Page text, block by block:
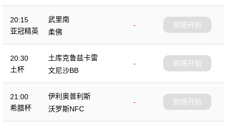
20:15
亚冠精英
武里南
-
柔佛
即将开始
20:30
土杯
土库克鲁兹卡雷
-
文尼沙BB
即将开始
21:00
希腊杯
伊利奥普利斯
-
沃罗斯NFC
即将开始